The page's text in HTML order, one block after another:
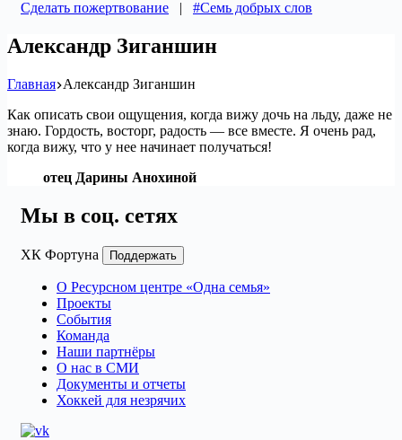
Сделать пожертвование | #Семь добрых слов
Александр Зиганшин
Главная Александр Зиганшин
Как описать свои ощущения, когда вижу дочь на льду, даже не
знаю. Гордость, восторг, радость — все вместе. Я очень рад,
когда вижу, что у нее начинает получаться!
отец Дарины Анохиной
Мы в соц. сетях
ХК Фортуна Поддержать
О Ресурсном центре «Одна семья»
Проекты
События
Команда
Наши партнёры
О нас в СМИ
Документы и отчеты
Хоккей для незрячих